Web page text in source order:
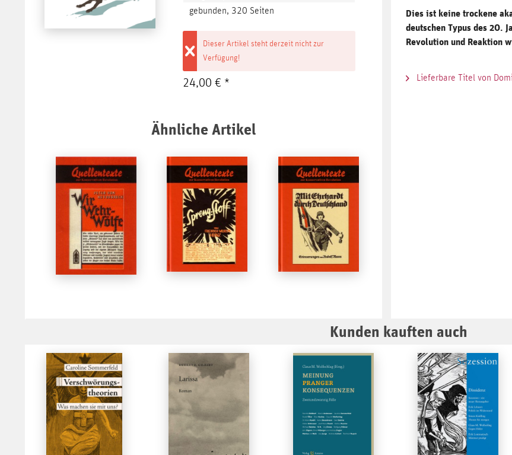
gebunden, 320 Seiten
Dieser Artikel steht derzeit nicht zur
Verfügung!
24,00 € *
Ähnliche Artikel
Dies ist keine trockene
deutschen Typus des 20.
Revolution und Reaktion
Lieferbare Titel von
Kunden kauften auch